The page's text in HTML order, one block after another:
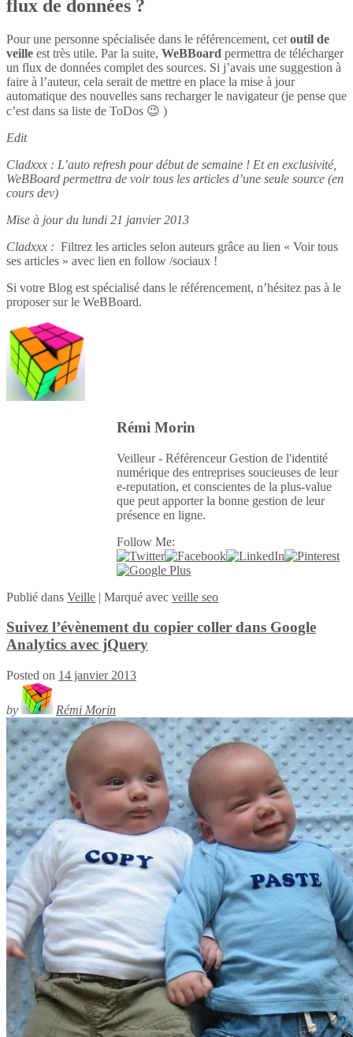
flux de données ?
Pour une personne spécialisée dans le référencement, cet outil de
veille est très utile. Par la suite, WeBBoard permettra de télécharger
un flux de données complet des sources. Si j’avais une suggestion à
faire à l’auteur, cela serait de mettre en place la mise à jour
automatique des nouvelles sans recharger le navigateur (je pense que
c’est dans sa liste de ToDos 😉 )
Edit
Cladxxx : L’auto refresh pour début de semaine ! Et en exclusivité,
WeBBoard permettra de voir tous les articles d’une seule source (en
cours dev)
Mise à jour du lundi 21 janvier 2013
Cladxxx : Filtrez les articles selon auteurs grâce au lien « Voir tous
ses articles » avec lien en follow /sociaux !
Si votre Blog est spécialisé dans le référencement, n’hésitez pas à le
proposer sur le WeBBoard.
Rémi Morin
Veilleur - Référenceur Gestion de l'identité
numérique des entreprises soucieuses de leur
e-reputation, et conscientes de la plus-value
que peut apporter la bonne gestion de leur
présence en ligne.
Follow Me:
Publié dans Veille | Marqué avec veille seo
Suivez l’évènement du copier coller dans Google
Analytics avec jQuery
Posted on 14 janvier 2013
by Rémi Morin